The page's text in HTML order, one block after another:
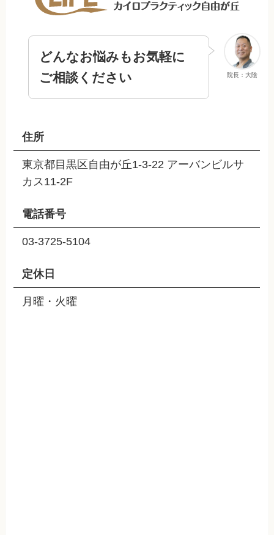
院長：大陰
どんなお悩みもお気軽に
ご相談ください
住所
東京都目黒区自由が丘1-3-22 アーバンビルサ
カス11-2F
電話番号
03-3725-5104
定休日
月曜・火曜